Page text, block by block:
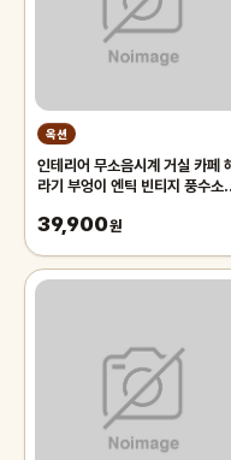
옥션
인테리어 무소음시계 거실 카페
라기 부엉이 엔틱 빈티지 풍수소
39,900원